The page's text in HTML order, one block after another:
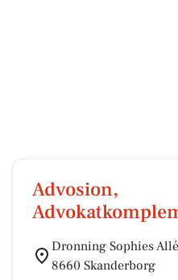
Advosion,
Dronning Sophies
8660 Skanderborg